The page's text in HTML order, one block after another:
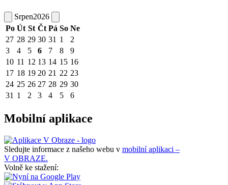
Srpen2026
Po Út St Čt Pá So Ne
27 28 29 30 31 1
2
3
4 5 6 7 8
9
10 11 12 13 14 15 16
17 18 19 20 21 22 23
24 25 26 27 28 29 30
31 1 2 3 4 5 6
Mobilní aplikace
Sledujte informace z našeho webu v mobilní aplikaci –
V OBRAZE.
Volně ke stažení: